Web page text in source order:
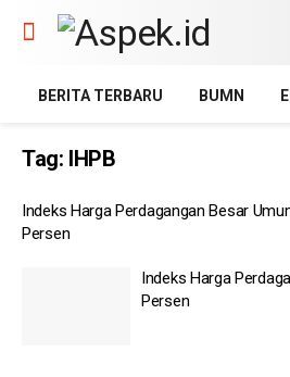
BERITA TERBARU BUMN
Tag: IHPB
Indeks Harga Perdagangan Besar
Persen
Indeks Harga
Persen